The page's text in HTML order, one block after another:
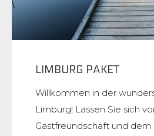
LIMBURG PAKET
Willkommen in der
Limburg! Lassen Sie sich
Gastfreundschaft und dem